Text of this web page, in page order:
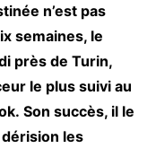
n’est pas
semaines, le
près de Turin,
le plus suivi au
Son succès, il le
les